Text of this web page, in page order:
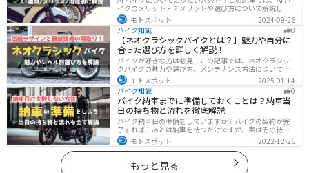
イクのメリット・デメリットや選び方について解説しま
す。 実はAT限定免許で乗れるバイクの種類は多数ありま
す。記事を参考に、自分に合ったATバイクを選びましょ
う。
モトスポット
2024-09-26
バイク知識
0
【ネオクラシックバイクとは？】魅力や自分に
合った選び方を詳しく解説！
バイクが好きな方は必見！この記事では、ネオクラシッ
クバイクの魅力や選び方、メンテナンス方法について解
説しています。実はネオクラシックバイクは、見た目と
機能性の両方を求める人に最適なです。この記事を読め
ば、ネオクラシックバイクの魅力が理解できます。
モトスポット
2025-01-14
バイク知識
0
バイク納車までに準備しておくことは？納車当
日の持ち物と流れを徹底解説
バイク納車日の準備をしていますか？バイクの契約が完
了すれば、あとは納車を待つだけですが、実はその待っ
ている間に準備しておくことはたくさんあります。納車
当日に慌てずに済むよう、しっかり確認して準備してお
きましょう。
モトスポット 2022-12-26
もっと見る